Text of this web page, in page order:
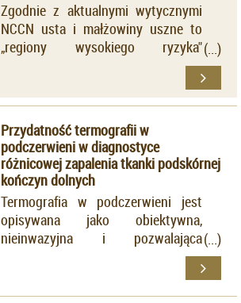
Zgodnie z aktualnymi wytycznymi
NCCN usta i małżowiny uszne to
„regiony wysokiego ryzyka"
przerzutów raka
kolczystokomórkowego, natomiast
skóra głowy uznawana jest za
„region umiarkowanego ryzyka".
Przydatność termografii w
podczerwieni w diagnostyce
różnicowej zapalenia tkanki podskórnej
kończyn dolnych
Termografia w podczerwieni jest
opisywana jako obiektywna,
nieinwazyjna i pozwalająca
oszczędzać czas metoda
różnicowania zapalenia tkanki
podskórnej (cellulitis).